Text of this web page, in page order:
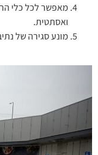
מאפשר לכל כלי
ואסתטית.
מונע סגירה של